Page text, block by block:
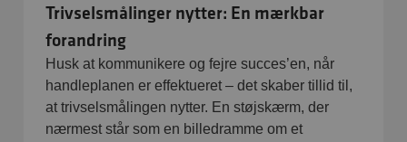
Trivselsmålinger nytter: En mærkbar
forandring
Husk at kommunikere og fejre succes’en, når
handleplanen er effektueret – det skaber tillid til,
at trivselsmålingen nytter. En støjskærm, der
nærmest står som en billedramme om et